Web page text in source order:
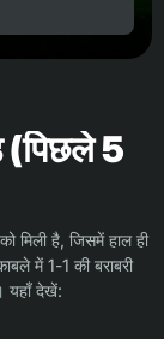
(पिछले 5
मिली है, जिसमें हाल ही
में 1-1 की बराबरी
यहाँ देखें: